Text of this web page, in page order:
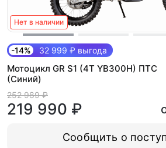
Нет в наличии
-14% 32 999 ₽ выгода
Мотоцикл GR S1 (4T YB300H) ПТС
(Синий)
252 989 ₽
219 990 ₽
Сообщить о